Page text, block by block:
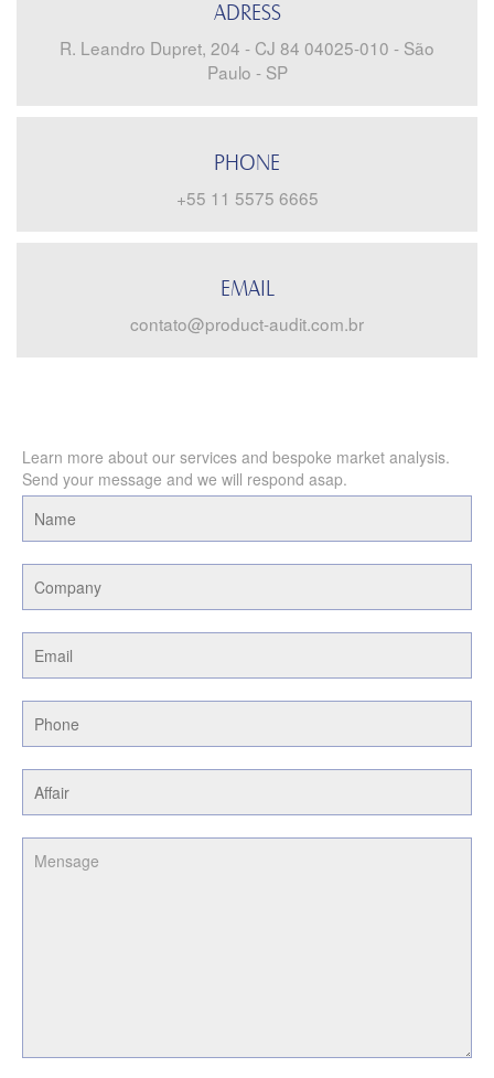
ADRESS
R. Leandro Dupret, 204 - CJ 84 04025-010 - São
Paulo - SP
PHONE
+55 11 5575 6665
EMAIL
contato@product-audit.com.br
Learn more about our services and bespoke market analysis.
Send your message and we will respond asap.